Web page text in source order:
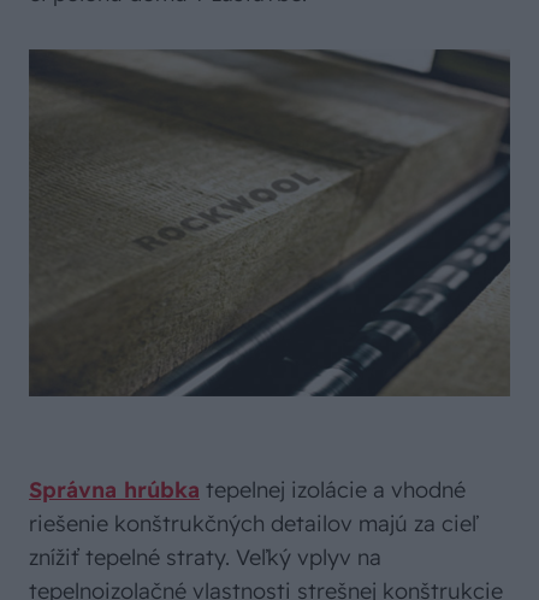
Správna hrúbka tepelnej izolácie a vhodné
riešenie konštrukčných detailov majú za cieľ
znížiť tepelné straty. Veľký vplyv na
tepelnoizolačné vlastnosti strešnej konštrukcie